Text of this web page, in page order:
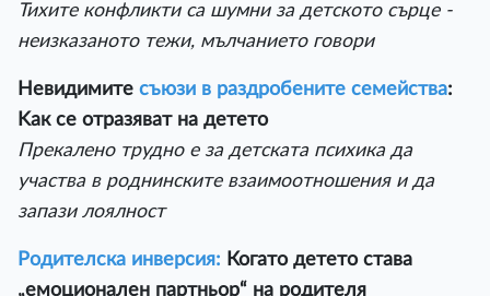
Тихите конфликти са шумни за детското сърце -
неизказаното тежи, мълчанието говори
Невидимите съюзи в раздробените семейства:
Kак се отразяват на детето
Прекалено трудно е за детската психика да
участва в роднинските взаимоотношения и да
запази лоялност
Родителска инверсия: Когато детето става
„емоционален партньор“ на родителя